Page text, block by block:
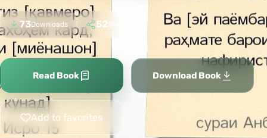
73Downloads 52Shares
Read Book Download Book
Add to favorites